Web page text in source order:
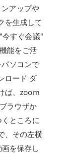
アップや
を生成して
すぐ会議"
能をご活
ソコンで
ロード ダ
ば、zoom
ラウザか
ところに
、その左横
を保存し